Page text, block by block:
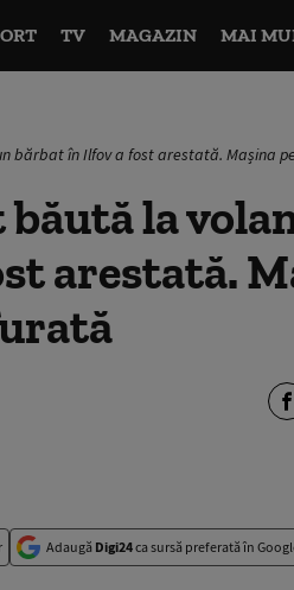
TV MAGAZIN MAI
bărbat în Ilfov a fost arestată. Mașina
la
arestată.
Adaugă Digi24ca sursă preferată în